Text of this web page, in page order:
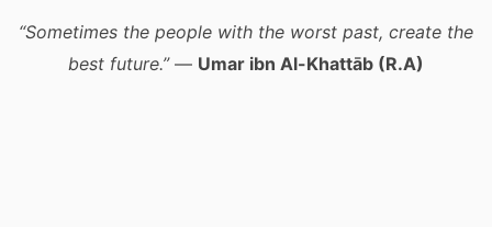
“Sometimes the people with the worst past, create the
best future.”— Umar ibn Al-Khattāb (R.A)